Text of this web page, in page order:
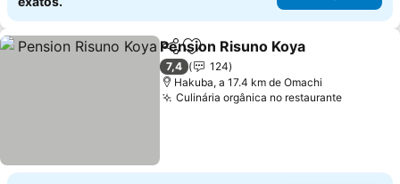
PartilharAdicionar aos favoritos
Pension Risuno Koya
7,4
124
Hakuba, a 17.4 km de Omachi
Culinária orgânica no restaurante